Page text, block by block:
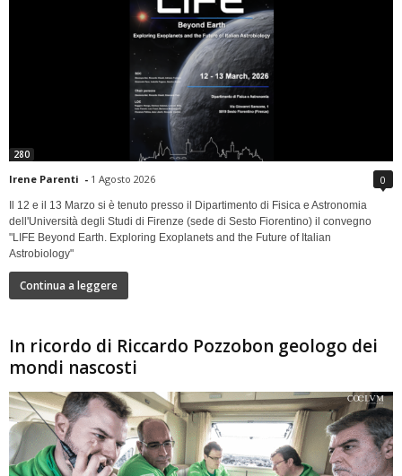
280
Irene Parenti - 1 Agosto 2026 0
Il 12 e il 13 Marzo si è tenuto presso il Dipartimento di Fisica e Astronomia
dell'Università degli Studi di Firenze (sede di Sesto Fiorentino) il convegno
"LIFE Beyond Earth. Exploring Exoplanets and the Future of Italian
Astrobiology"
Continua a leggere
In ricordo di Riccardo Pozzobon geologo dei
mondi nascosti